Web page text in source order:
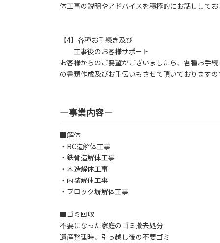
体工事の説明やアドバイスを積極的にお話ししてお
【4】各種お手続き及び
工事後のお客様サポート
お客様からのご要望がございましたら、各種お手
の書類作成及びお手伝いもさせて頂いております
―事業内容―
■解体
・RC造解体工事
・鉄骨造解体工事
・木造解体工事
・内装解体工事
・ブロック塀解体工事
■ゴミ回収
不要になった家庭のゴミ撤去処分
遺産整理時、引っ越し後の不要ゴミ